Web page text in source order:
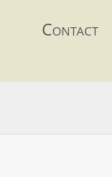
Contact